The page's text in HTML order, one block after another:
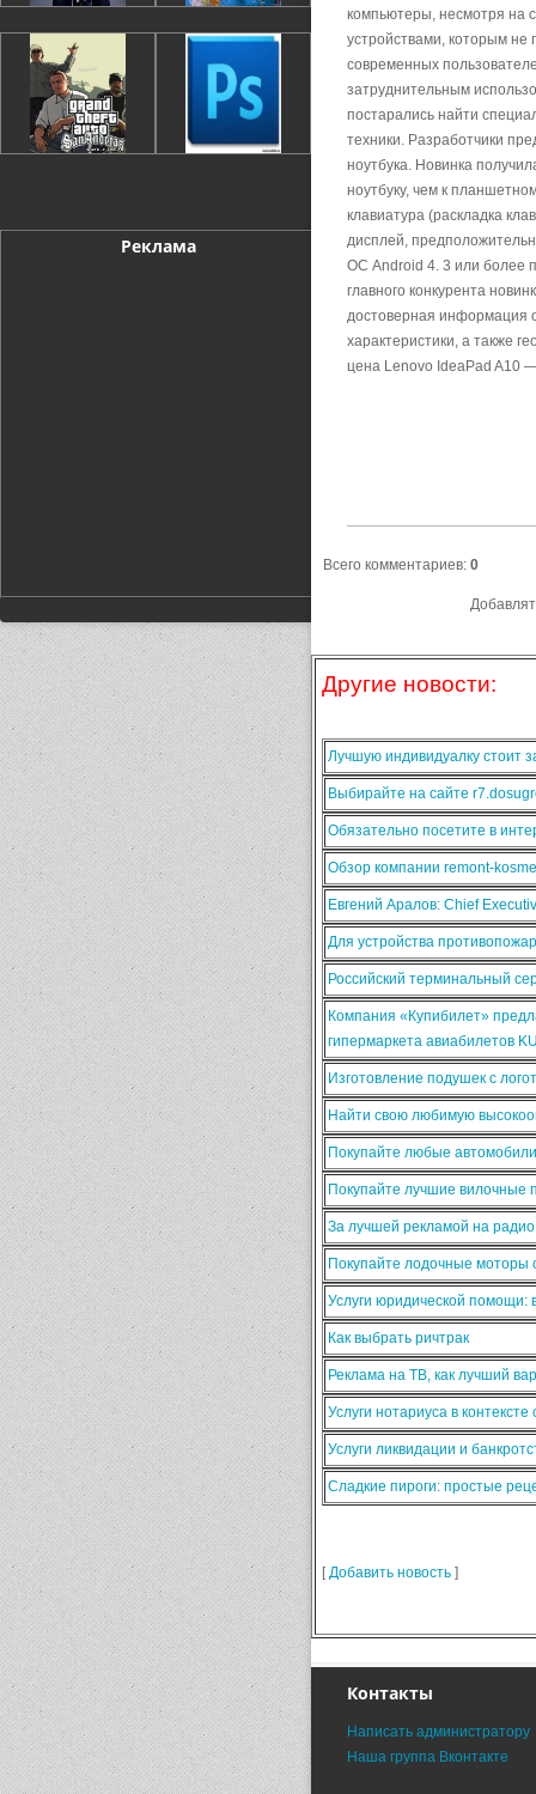
Реклама
компьютеры, несмотря на
устройствами, которым не
современных
затруднительным
постарались найти
техники. Разработчики
ноутбука. Новинка
ноутбуку, чем к
клавиатура (раскладка
дисплей,
ОС Android 4. 3 или более
главного конкурента
достоверная информация
характеристики, а также
цена Lenovo IdeaPad A10
Всего комментариев: 0
Другие новости:
Лучшую индивидуалку стоит
Выбирайте на сайте
Обязательно посетите в
Обзор компании remont-
Евгений Аралов: Chief
Для устройства
Российский терминальный
Компания «Купибилет»
гипермаркета авиабилетов
Изготовление подушек с
Найти свою любимую
Покупайте любые
Покупайте лучшие вилочные
За лучшей рекламой на
Покупайте лодочные моторы
Услуги юридической
Как выбрать ричтрак
Реклама на ТВ, как лучший
Услуги нотариуса в
Услуги ликвидации и
Сладкие пироги: простые
[Добавить новость ]
Контакты
Написать администратору
Наша группа Вконтакте